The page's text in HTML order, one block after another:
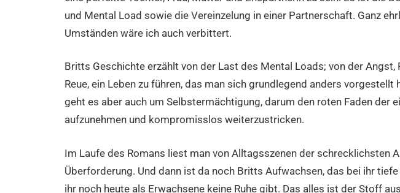
und Mental Load sowie die Vereinzelung in einer Partnerschaft. Ganz
Umständen wäre ich auch verbittert.
Britts Geschichte erzählt von der Last des Mental Loads; von der Angst,
Reue, ein Leben zu führen, das man sich grundlegend anders vorgestellt
geht es aber auch um Selbstermächtigung, darum den roten Faden der
aufzunehmen und kompromisslos weiterzustricken.
Im Laufe des Romans liest man von Alltagsszenen der schrecklichsten
Überforderung. Und dann ist da noch Britts Aufwachsen, das bei ihr
ihr noch heute als Erwachsene keine Ruhe gibt. Das alles ist der Stoff